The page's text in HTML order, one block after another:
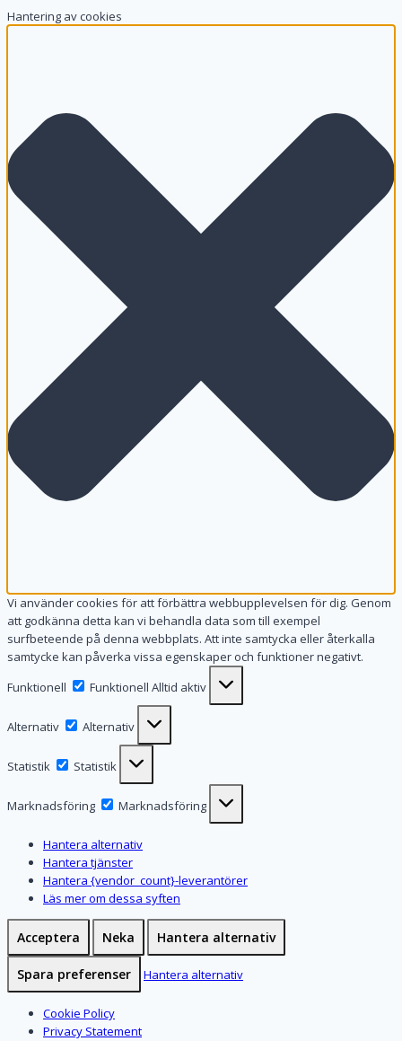
Hantering av cookies
Vi använder cookies för att förbättra webbupplevelsen för dig. Genom
att godkänna detta kan vi behandla data som till exempel
surfbeteende på denna webbplats. Att inte samtycka eller återkalla
samtycke kan påverka vissa egenskaper och funktioner negativt.
Funktionell
Funktionell Alltid aktiv
Alternativ Alternativ
Statistik Statistik
Marknadsföring Marknadsföring
Hantera alternativ
Hantera tjänster
Hantera {vendor_count}-leverantörer
Läs mer om dessa syften
Acceptera Neka Hantera alternativ
Spara preferenser Hantera alternativ
Cookie Policy
Privacy Statement